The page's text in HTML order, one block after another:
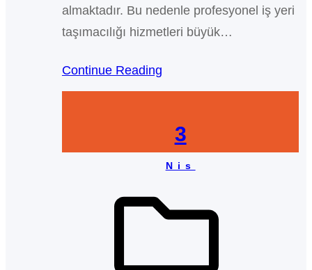
almaktadır. Bu nedenle profesyonel iş yeri
taşımacılığı hizmetleri büyük…
Continue Reading
3
Nis